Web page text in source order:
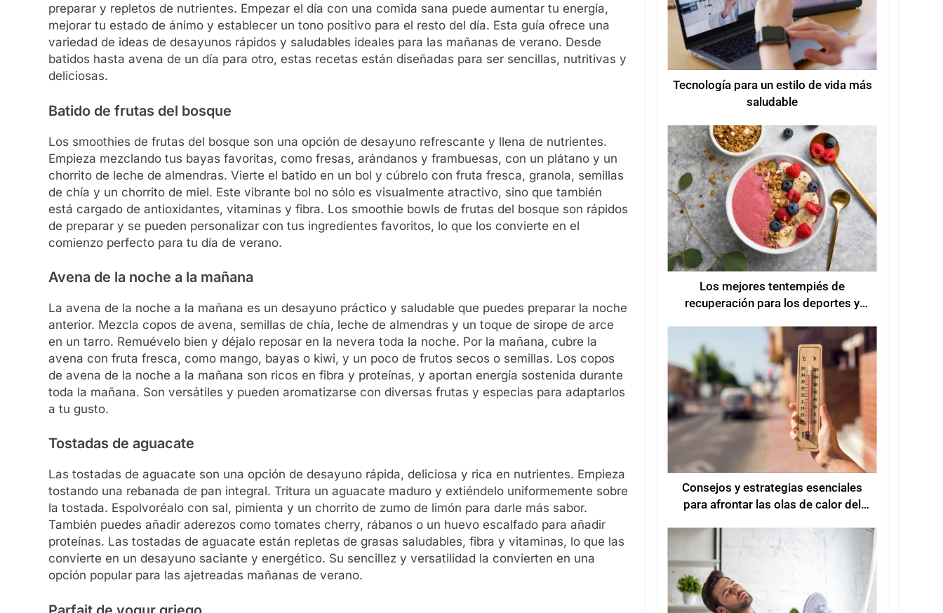
preparar y repletos de nutrientes. Empezar el día con una comida sana puede aumentar tu energía,
mejorar tu estado de ánimo y establecer un tono positivo para el resto del día. Esta guía ofrece una
variedad de ideas de desayunos rápidos y saludables ideales para las mañanas de verano. Desde
batidos hasta avena de un día para otro, estas recetas están diseñadas para ser sencillas, nutritivas y
deliciosas.
Batido de frutas del bosque
Los smoothies de frutas del bosque son una opción de desayuno refrescante y llena de nutrientes.
Empieza mezclando tus bayas favoritas, como fresas, arándanos y frambuesas, con un plátano y un
chorrito de leche de almendras. Vierte el batido en un bol y cúbrelo con fruta fresca, granola, semillas
de chía y un chorrito de miel. Este vibrante bol no sólo es visualmente atractivo, sino que también
está cargado de antioxidantes, vitaminas y fibra. Los smoothie bowls de frutas del bosque son rápidos
de preparar y se pueden personalizar con tus ingredientes favoritos, lo que los convierte en el
comienzo perfecto para tu día de verano.
Avena de la noche a la mañana
La avena de la noche a la mañana es un desayuno práctico y saludable que puedes preparar la noche
anterior. Mezcla copos de avena, semillas de chía, leche de almendras y un toque de sirope de arce
en un tarro. Remuévelo bien y déjalo reposar en la nevera toda la noche. Por la mañana, cubre la
avena con fruta fresca, como mango, bayas o kiwi, y un poco de frutos secos o semillas. Los copos
de avena de la noche a la mañana son ricos en fibra y proteínas, y aportan energía sostenida durante
toda la mañana. Son versátiles y pueden aromatizarse con diversas frutas y especias para adaptarlos
a tu gusto.
Tostadas de aguacate
Las tostadas de aguacate son una opción de desayuno rápida, deliciosa y rica en nutrientes. Empieza
tostando una rebanada de pan integral. Tritura un aguacate maduro y extiéndelo uniformemente sobre
la tostada. Espolvoréalo con sal, pimienta y un chorrito de zumo de limón para darle más sabor.
También puedes añadir aderezos como tomates cherry, rábanos o un huevo escalfado para añadir
proteínas. Las tostadas de aguacate están repletas de grasas saludables, fibra y vitaminas, lo que las
convierte en un desayuno saciante y energético. Su sencillez y versatilidad la convierten en una
opción popular para las ajetreadas mañanas de verano.
Tecnología para un estilo de vida más
saludable
Los mejores tentempiés de
recuperación para los deportes y
Consejos y estrategias esenciales
para afrontar las olas de calor del